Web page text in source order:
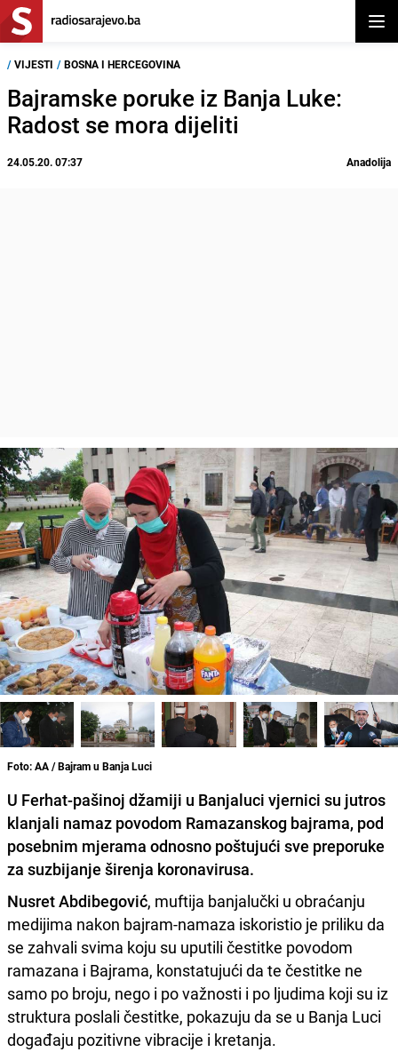
/ VIJESTI / BOSNA I HERCEGOVINA
Bajramske poruke iz Banja Luke:
Radost se mora dijeliti
24.05.20. 07:37 Anadolija
Foto: AA / Bajram u Banja Luci
U Ferhat-pašinoj džamiji u Banjaluci vjernici su jutros
klanjali namaz povodom Ramazanskog bajrama, pod
posebnim mjerama odnosno poštujući sve preporuke
za suzbijanje širenja koronavirusa.
Nusret Abdibegović, muftija banjalučki u obraćanju
medijima nakon bajram-namaza iskoristio je priliku da
se zahvali svima koju su uputili čestitke povodom
ramazana i Bajrama, konstatujući da te čestitke ne
samo po broju, nego i po važnosti i po ljudima koji su iz
struktura poslali čestitke, pokazuju da se u Banja Luci
događaju pozitivne vibracije i kretanja.